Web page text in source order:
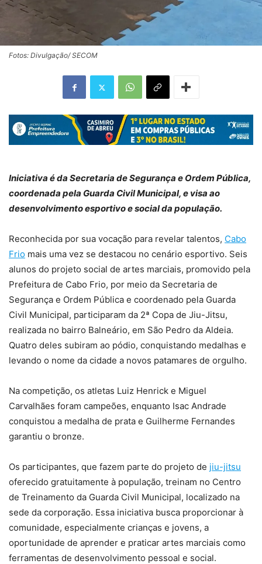
Fotos: Divulgação/ SECOM
Iniciativa é da Secretaria de Segurança e Ordem Pública,
coordenada pela Guarda Civil Municipal, e visa ao
desenvolvimento esportivo e social da população.
Reconhecida por sua vocação para revelar talentos, Cabo
Frio mais uma vez se destacou no cenário esportivo. Seis
alunos do projeto social de artes marciais, promovido pela
Prefeitura de Cabo Frio, por meio da Secretaria de
Segurança e Ordem Pública e coordenado pela Guarda
Civil Municipal, participaram da 2ª Copa de Jiu-Jitsu,
realizada no bairro Balneário, em São Pedro da Aldeia.
Quatro deles subiram ao pódio, conquistando medalhas e
levando o nome da cidade a novos patamares de orgulho.
Na competição, os atletas Luiz Henrick e Miguel
Carvalhães foram campeões, enquanto Isac Andrade
conquistou a medalha de prata e Guilherme Fernandes
garantiu o bronze.
Os participantes, que fazem parte do projeto de jiu-jitsu
oferecido gratuitamente à população, treinam no Centro
de Treinamento da Guarda Civil Municipal, localizado na
sede da corporação. Essa iniciativa busca proporcionar à
comunidade, especialmente crianças e jovens, a
oportunidade de aprender e praticar artes marciais como
ferramentas de desenvolvimento pessoal e social.